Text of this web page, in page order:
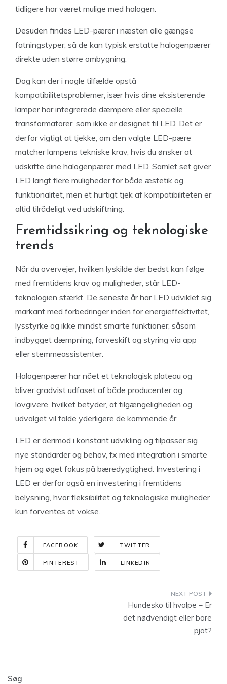
tidligere har været mulige med halogen.
Desuden findes LED-pærer i næsten alle gængse
fatningstyper, så de kan typisk erstatte halogenpærer
direkte uden større ombygning.
Dog kan der i nogle tilfælde opstå
kompatibilitetsproblemer, især hvis dine eksisterende
lamper har integrerede dæmpere eller specielle
transformatorer, som ikke er designet til LED. Det er
derfor vigtigt at tjekke, om den valgte LED-pære
matcher lampens tekniske krav, hvis du ønsker at
udskifte dine halogenpærer med LED. Samlet set giver
LED langt flere muligheder for både æstetik og
funktionalitet, men et hurtigt tjek af kompatibiliteten er
altid tilrådeligt ved udskiftning.
Fremtidssikring og teknologiske
trends
Når du overvejer, hvilken lyskilde der bedst kan følge
med fremtidens krav og muligheder, står LED-
teknologien stærkt. De seneste år har LED udviklet sig
markant med forbedringer inden for energieffektivitet,
lysstyrke og ikke mindst smarte funktioner, såsom
indbygget dæmpning, farveskift og styring via app
eller stemmeassistenter.
Halogenpærer har nået et teknologisk plateau og
bliver gradvist udfaset af både producenter og
lovgivere, hvilket betyder, at tilgængeligheden og
udvalget vil falde yderligere de kommende år.
LED er derimod i konstant udvikling og tilpasser sig
nye standarder og behov, fx med integration i smarte
hjem og øget fokus på bæredygtighed. Investering i
LED er derfor også en investering i fremtidens
belysning, hvor fleksibilitet og teknologiske muligheder
kun forventes at vokse.
FACEBOOK TWITTER
PINTEREST LINKEDIN
Hundesko til hvalpe – Er
det nødvendigt eller bare
pjat?
Søg